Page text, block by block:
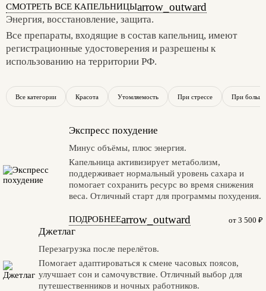
СМОТРЕТЬ ВСЕ КАПЕЛЬНИЦЫarrow_outward
Энергия, восстановление, защита.
Все препараты, входящие в состав капельниц, имеют
регистрационные удостоверения и разрешены к
использованию на территории РФ.
Все категории Красота Утомляемость При стрессе При
Экспресс похудение
Минус объёмы, плюс энергия.
Капельница активизирует метаболизм,
поддерживает нормальный уровень сахара и
помогает сохранить ресурс во время снижения
веса. Отличный старт для программы похудения.
ПОДРОБНЕЕarrow_outward от 3 500 ₽
Джетлаг
Перезагрузка после перелётов.
Помогает адаптироваться к смене часовых поясов,
улучшает сон и самочувствие. Отличный выбор для
путешественников и ночных работников.